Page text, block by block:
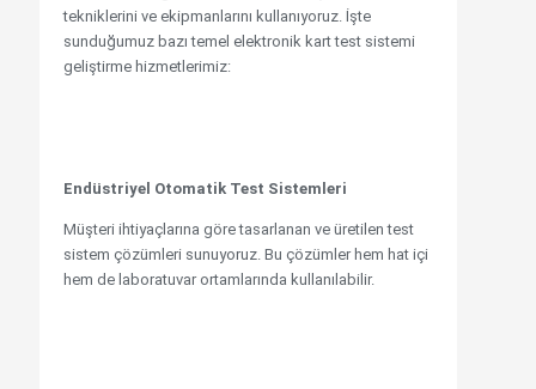
tekniklerini ve ekipmanlarını kullanıyoruz. İşte
sunduğumuz bazı temel elektronik kart test sistemi
geliştirme hizmetlerimiz:
Endüstriyel Otomatik Test Sistemleri
Müşteri ihtiyaçlarına göre tasarlanan ve üretilen test
sistem çözümleri sunuyoruz. Bu çözümler hem hat içi
hem de laboratuvar ortamlarında kullanılabilir.